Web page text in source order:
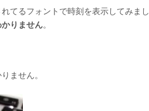
てるフォントで時刻を表示してみまし
りません。
ません。